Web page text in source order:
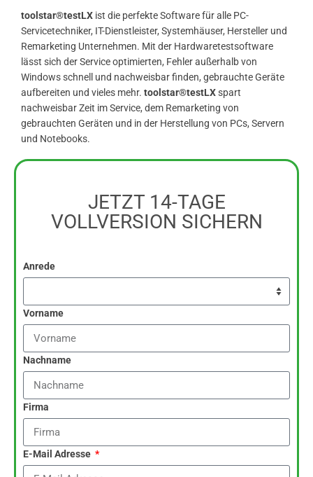
toolstar®testLX ist die perfekte Software für alle PC-
Servicetechniker, IT-Dienstleister, Systemhäuser, Hersteller und
Remarketing Unternehmen. Mit der Hardwaretestsoftware
lässt sich der Service optimierten, Fehler außerhalb von
Windows schnell und nachweisbar finden, gebrauchte Geräte
aufbereiten und vieles mehr. toolstar®testLXspart
nachweisbar Zeit im Service, dem Remarketing von
gebrauchten Geräten und in der Herstellung von PCs, Servern
und Notebooks.
JETZT 14-TAGE
VOLLVERSION SICHERN
Anrede
Vorname
Nachname
Firma
E-Mail Adresse